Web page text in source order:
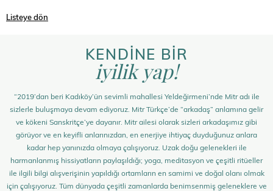
Listeye dön
KENDİNE BİR
iyilik yap!
“2019’dan beri Kadıköy’ün sevimli mahallesi Yeldeğirmeni’nde Mitr adı ile
sizlerle buluşmaya devam ediyoruz. Mitr Türkçe’de “arkadaş” anlamına gelir
ve kökeni Sanskritçe’ye dayanır. Mitr ailesi olarak sizleri arkadaşımız gibi
görüyor ve en keyifli anlarınızdan, en enerjiye ihtiyaç duyduğunuz anlara
kadar hep yanınızda olmaya çalışıyoruz. Uzak doğu gelenekleri ile
harmanlanmış hissiyatların paylaşıldığı; yoga, meditasyon ve çeşitli ritüeller
ile ilgili bilgi alışverişinin yapıldığı ortamların en samimi ve doğal olanı olmak
için çalışıyoruz. Tüm dünyada çeşitli zamanlarda benimsenmiş geleneklere ve